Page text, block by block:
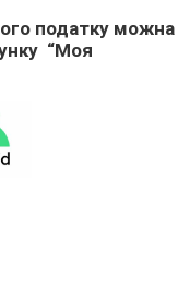
податку можна
“Моя